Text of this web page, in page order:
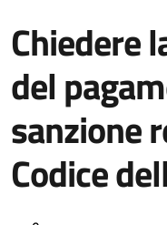
Chiedere
del
sanzione
Codice